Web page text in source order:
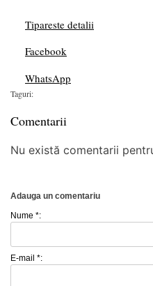
Tipareste detalii
Facebook
WhatsApp
Taguri:
Comentarii
Nu există comentarii
Adauga un comentariu
Nume *:
E-mail *: